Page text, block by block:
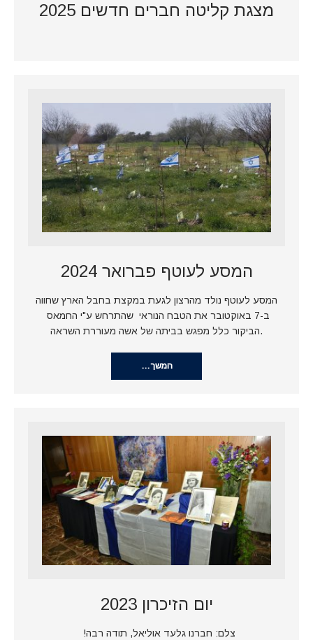
מצגת קליטה חברים חדשים 2025
המסע לעוטף פברואר 2024
המסע לעוטף נולד מהרצון לגעת במקצת בחבל הארץ שחווה
ב-7 באוקטובר את הטבח הנוראי שהתרחש ע"י החמאס
.הביקור כלל מפגש בביתה של אשה מעוררת השראה
המשך…
יום הזיכרון 2023
צלם: חברנו גלעד אוליאל, תודה רבה!